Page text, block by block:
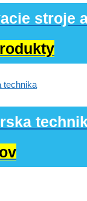
stroje